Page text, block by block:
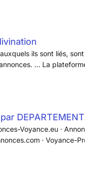
ils sont liés,
... La
Voyance.eu ·
· Voyance-